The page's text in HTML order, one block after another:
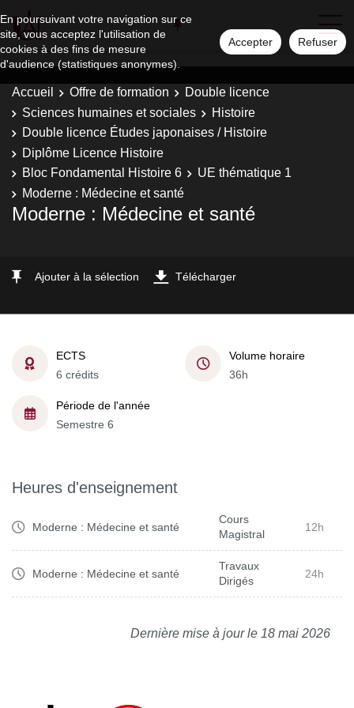
En poursuivant votre navigation sur ce
site, vous acceptez l'utilisation de
cookies à des fins de mesure
d'audience (statistiques anonymes).
Accepter Refuser
Accueil Offre de formation
Double licence
Sciences humaines et sociales
Histoire
Double licence Études japonaises / Histoire
Diplôme Licence Histoire
Bloc Fondamental Histoire 6
UE thématique 1
Moderne : Médecine et santé
Moderne : Médecine et santé
Ajouter à la sélection Télécharger
ECTS
6 crédits
Volume horaire
36h
Période de l'année
Semestre 6
Heures d'enseignement
Moderne : Médecine et santé
Cours
Magistral
12h
Moderne : Médecine et santé
Travaux
Dirigés
24h
Dernière mise à jour le 18 mai 2026